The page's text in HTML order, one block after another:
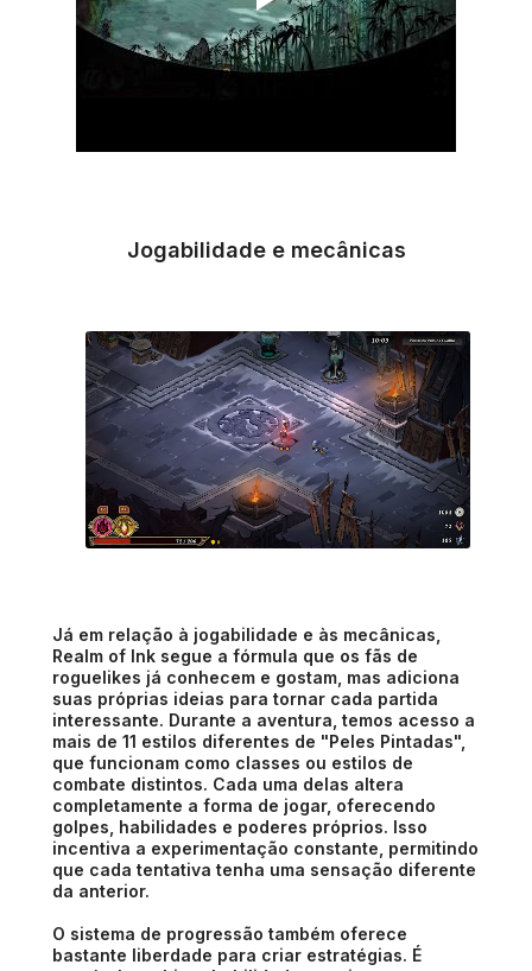
Jogabilidade e mecânicas
Já em relação à jogabilidade e às mecânicas,
Realm of Ink segue a fórmula que os fãs de
roguelikes já conhecem e gostam, mas adiciona
suas próprias ideias para tornar cada partida
interessante. Durante a aventura, temos acesso a
mais de 11 estilos diferentes de "Peles Pintadas",
que funcionam como classes ou estilos de
combate distintos. Cada uma delas altera
completamente a forma de jogar, oferecendo
golpes, habilidades e poderes próprios. Isso
incentiva a experimentação constante, permitindo
que cada tentativa tenha uma sensação diferente
da anterior.
O sistema de progressão também oferece
bastante liberdade para criar estratégias. É